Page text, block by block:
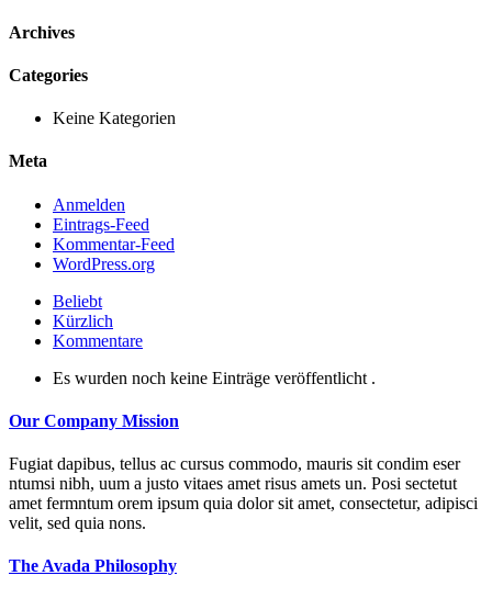
Archives
Categories
Keine Kategorien
Meta
Anmelden
Eintrags-Feed
Kommentar-Feed
WordPress.org
Beliebt
Kürzlich
Kommentare
Es wurden noch keine Einträge veröffentlicht .
Our Company Mission
Fugiat dapibus, tellus ac cursus commodo, mauris sit condim eser
ntumsi nibh, uum a justo vitaes amet risus amets un. Posi sectetut
amet fermntum orem ipsum quia dolor sit amet, consectetur, adipisci
velit, sed quia nons.
The Avada Philosophy